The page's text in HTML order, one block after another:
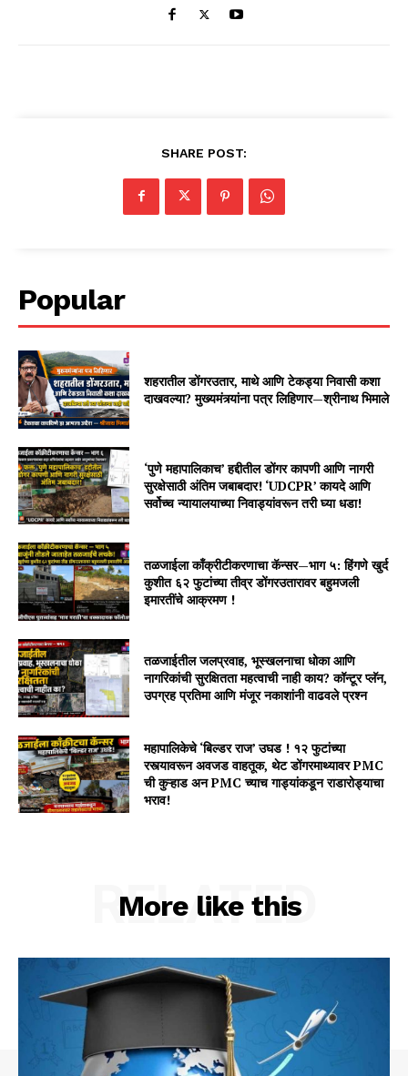
SHARE POST:
Popular
शहरातील डोंगरउतार, माथे आणि टेकड्या निवासी कशा
दाखवल्या? मुख्यमंत्र्यांना पत्र लिहिणार—श्रीनाथ भिमाले
‘पुणे महापालिकाच’ हद्दीतील डोंगर कापणी आणि नागरी
सुरक्षेसाठी अंतिम जबाबदार! ‘UDCPR’ कायदे आणि
सर्वोच्च न्यायालयाच्या निवाड्यांवरून तरी घ्या धडा!
तळजाईला काँक्रीटीकरणाचा कॅन्सर—भाग ५: हिंगणे खुर्द
कुशीत ६२ फुटांच्या तीव्र डोंगरउतारावर बहुमजली
इमारतींचे आक्रमण !
तळजाईतील जलप्रवाह, भूस्खलनाचा धोका आणि
नागरिकांची सुरक्षितता महत्वाची नाही काय? कॉन्टूर प्लॅन,
उपग्रह प्रतिमा आणि मंजूर नकाशांनी वाढवले प्रश्न
महापालिकेचे ‘बिल्डर राज’ उघड ! १२ फुटांच्या
रस्त्यावरून अवजड वाहतूक, थेट डोंगरमाथ्यावर PMC
ची कुऱ्हाड अन PMC च्याच गाड्यांकडून राडारोड्याचा
भराव!
More like this
RELATED